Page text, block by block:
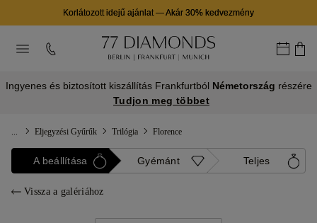
Korlátozott idejű ajánlat—Akár 30% kedvezmény
Ingyenes és biztosított kiszállítás Frankfurtból Németország részére
Tudjon meg többet
Eljegyzési Gyűrűk Trilógia Florence
A beállítása Gyémánt Teljes
Vissza a galériához